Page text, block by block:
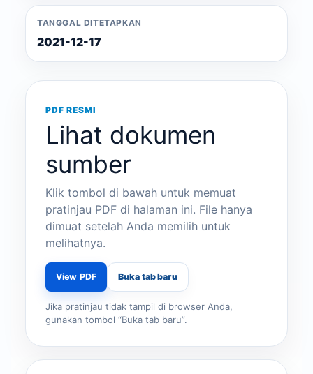
TANGGAL DITETAPKAN
2021-12-17
PDF RESMI
Lihat dokumen
sumber
Klik tombol di bawah untuk memuat
pratinjau PDF di halaman ini. File hanya
dimuat setelah Anda memilih untuk
melihatnya.
View PDF Buka tab baru
Jika pratinjau tidak tampil di browser Anda,
gunakan tombol “Buka tab baru”.